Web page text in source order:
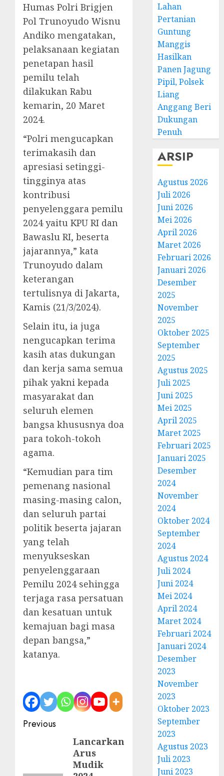
Humas Polri Brigjen
Pol Trunoyudo Wisnu
Andiko mengatakan,
pelaksanaan kegiatan
penetapan hasil
pemilu telah
dilakukan Rabu
kemarin, 20 Maret
2024.
“Polri mengucapkan
terimakasih dan
apresiasi setinggi-
tingginya atas
kontribusi
penyelenggara pemilu
2024 yaitu KPU RI dan
Bawaslu RI, beserta
jajarannya,” kata
Trunoyudo dalam
keterangan
tertulisnya di Jakarta,
Kamis (21/3/2024).
Selain itu, ia juga
nengucapkan terima
kasih atas dukungan
dan kerja sama semua
pihak yakni kepada
masyarakat dan
seluruh elemen
bangsa khususnya doa
para tokoh-tokoh
agama.
“Kemudian para tim
pemenang nasional
masing-masing calon,
dan seluruh partai
politik beserta jajaran
yang telah
menyukseskan
penyelenggaraan
Pemilu 2024 sehingga
terjaga rasa persatuan
dan kesatuan untuk
kemajuan bagi masa
depan bangsa,”
katanya.
Post
navigation
Previous
Lancarkan
Arus
Mudik
Lahan
Pertanian
Guntung
Manggis
Hasilkan
Panen Jagung
Pipil, Polsek
Liang
Anggang Beri
Dukungan
Penuh
ARSIP
Agustus 2026
Juli 2026
Juni 2026
Mei 2026
April 2026
Maret 2026
Februari 2026
Januari 2026
Desember
2025
November
2025
Oktober 2025
September
2025
Agustus 2025
Juli 2025
Juni 2025
Mei 2025
April 2025
Maret 2025
Februari 2025
Januari 2025
Desember
2024
November
2024
Oktober 2024
September
2024
Agustus 2024
Juli 2024
Juni 2024
Mei 2024
April 2024
Maret 2024
Februari 2024
Januari 2024
Desember
2023
November
2023
Oktober 2023
September
2023
Agustus 2023
Juli 2023
Juni 2023